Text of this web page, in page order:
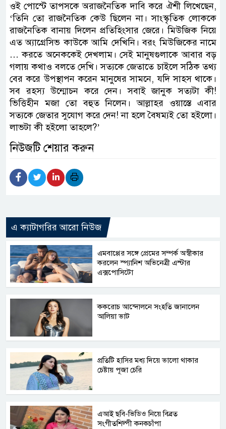
ওই পোস্টে তাপসকে অরাজনৈতিক দাবি করে ঐশী লিখেছেন,
‘তিনি তো রাজনৈতিক কেউ ছিলেন না। সাংস্কৃতিক লোককে
রাজনৈতিক বানায় দিলেন প্রতিহিংসার জেরে। মিউজিক নিয়ে
এত অ্যাগ্রেসিভ কাউকে আমি দেখিনি। বরং মিউজিকের নামে
… করতে অনেককেই দেখলাম। সেই মানুষগুলাকে আবার বড়
গলায় কথাও বলতে দেখি। সত্যকে জেতাতে চাইলে সঠিক তথ্য
বের করে উপস্থাপন করেন মানুষের সামনে, যদি সাহস থাকে।
সব রহস্য উন্মোচন করে দেন। সবাই জানুক সত্যটা কী!
ভিত্তিহীন মজা তো বহুত নিলেন। আল্লাহর ওয়াস্তে এবার
সত্যকে জেতার সুযোগ করে দেন! না হলে বৈষম্যই তো হইলো।
লাভটা কী হইলো তাহলে?’
নিউজটি শেয়ার করুন
এ ক্যাটাগরির আরো নিউজ
এমবাপ্পের সঙ্গে প্রেমের সম্পর্ক অস্বীকার
করলেন স্প্যানিশ অভিনেত্রী এস্টার
এক্সপোসিটো
ককরোচ আন্দোলনে সংহতি জানালেন
আলিয়া ভাট
প্রতিটি হাসির মধ্য দিয়ে ভালো থাকার
চেষ্টায় পূজা চেরি
এআই ছবি-ভিডিও নিয়ে বিব্রত
সংগীতশিল্পী কনকচাঁপা